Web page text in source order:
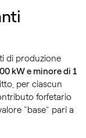
di produzione
kW e minore di 1
per ciascun
forfetario
“base” pari a